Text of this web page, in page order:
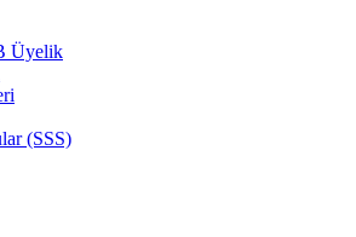
Üyelik
(SSS)